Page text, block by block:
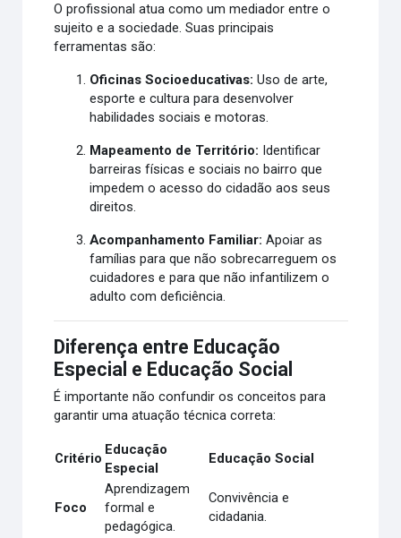
O profissional atua como um mediador entre o
sujeito e a sociedade. Suas principais
ferramentas são:
Oficinas Socioeducativas: Uso de arte,
esporte e cultura para desenvolver
habilidades sociais e motoras.
Mapeamento de Território: Identificar
barreiras físicas e sociais no bairro que
impedem o acesso do cidadão aos seus
direitos.
Acompanhamento Familiar: Apoiar as
famílias para que não sobrecarreguem os
cuidadores e para que não infantilizem o
adulto com deficiência.
Diferença entre Educação
Especial e Educação Social
É importante não confundir os conceitos para
garantir uma atuação técnica correta:
Critério
Educação
Especial
Educação Social
Foco
Aprendizagem
formal e
pedagógica.
Convivência e
cidadania.